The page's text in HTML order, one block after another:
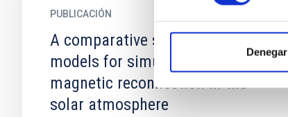
Denegar
PUBLICACIÓN
A comparative study of resistivity
models for simulations of
magnetic reconnection in the
solar atmosphere